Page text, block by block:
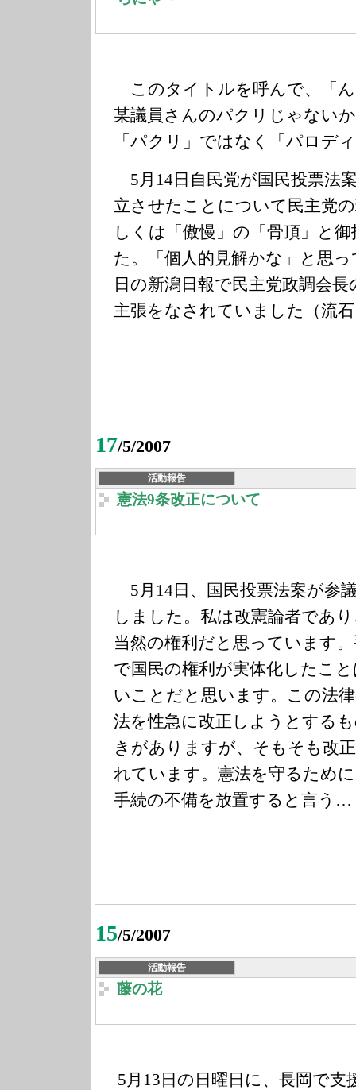
このタイトルを呼んで、「
某議員さんのパクリじゃない
「パクリ」ではなく「パロデ
5月14日自民党が国民投票法
立させたことについて民主党
しくは「傲慢」の「骨頂」と
た。「個人的見解かな」と思
日の新潟日報で民主党政調会
主張をなされていました（流
17/5/2007
活動報告
憲法9条改正について
5月14日、国民投票法案が参
しました。私は改憲論者であ
当然の権利だと思っています
で国民の権利が実体化したこ
いことだと思います。この法
法を性急に改正しようとする
きがありますが、そもそも改
れています。憲法を守るため
手続の不備を放置すると言う…
15/5/2007
活動報告
藤の花
5月13日の日曜日に、長岡で